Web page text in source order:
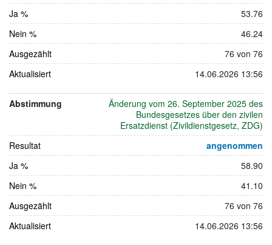
Ja %
53.76
Nein %
46.24
Ausgezählt
76 von 76
Aktualisiert
14.06.2026 13:56
Abstimmung
Änderung vom 26. September 2025 des
Bundesgesetzes über den zivilen
Ersatzdienst (Zivildienstgesetz, ZDG)
Resultat
angenommen
Ja %
58.90
Nein %
41.10
Ausgezählt
76 von 76
Aktualisiert
14.06.2026 13:56